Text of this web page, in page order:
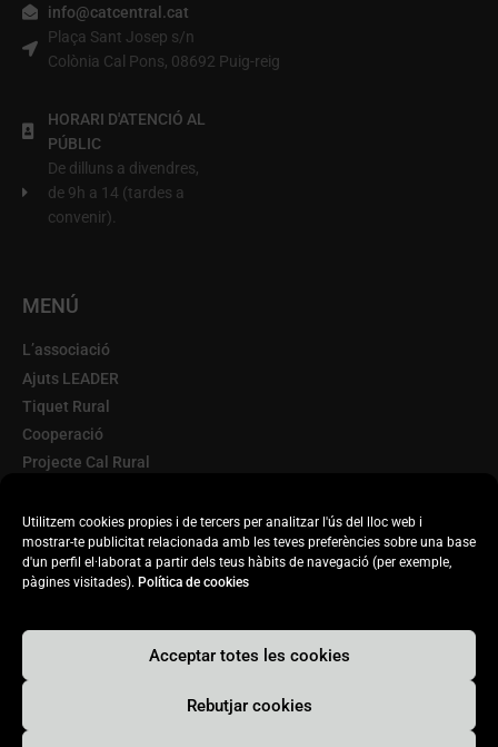
Utilitzem cookies propies i de tercers per analitzar l'ús del lloc web i
mostrar-te publicitat relacionada amb les teves preferències sobre una base
d'un perfil el·laborat a partir dels teus hàbits de navegació (per exemple,
pàgines visitades). Política de cookies
Acceptar totes les cookies
Rebutjar cookies
info@catcentral.cat
Plaça Sant Josep s/n
Colònia Cal Pons, 08692 Puig-reig
HORARI D'ATENCIÓ AL
PÚBLIC
De dilluns a divendres,
de 9h a 14 (tardes a
convenir).
MENÚ
L’associació
Ajuts LEADER
Tiquet Rural
Cooperació
Projecte Cal Rural
Escorxador Mòbil
Transparència
Actualitat
© 2020. DISSENYAT PER INFORBER WEB PRO
Protecció de dades personals Avís legal i privacitat